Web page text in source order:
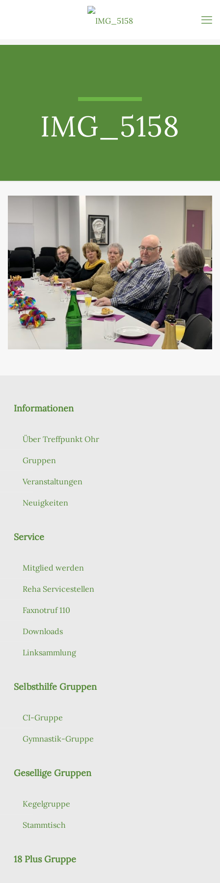
IMG_5158
Informationen
Über Treffpunkt Ohr
Gruppen
Veranstaltungen
Neuigkeiten
Service
Mitglied werden
Reha Servicestellen
Faxnotruf 110
Downloads
Linksammlung
Selbsthilfe Gruppen
CI-Gruppe
Gymnastik-Gruppe
Gesellige Gruppen
Kegelgruppe
Stammtisch
18 Plus Gruppe